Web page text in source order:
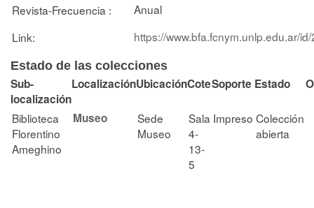
Revista-Frecuencia :
Anual
Link:
https://www.bfa.fcnym.unlp.edu.ar/
Estado de las colecciones
Sub-
localización
LocalizaciónUbicaciónCoteSoporte Estado
Biblioteca
Florentino
Ameghino
Museo
Sede
Museo
Sala
4-
13-
5
Impreso Colección
abierta